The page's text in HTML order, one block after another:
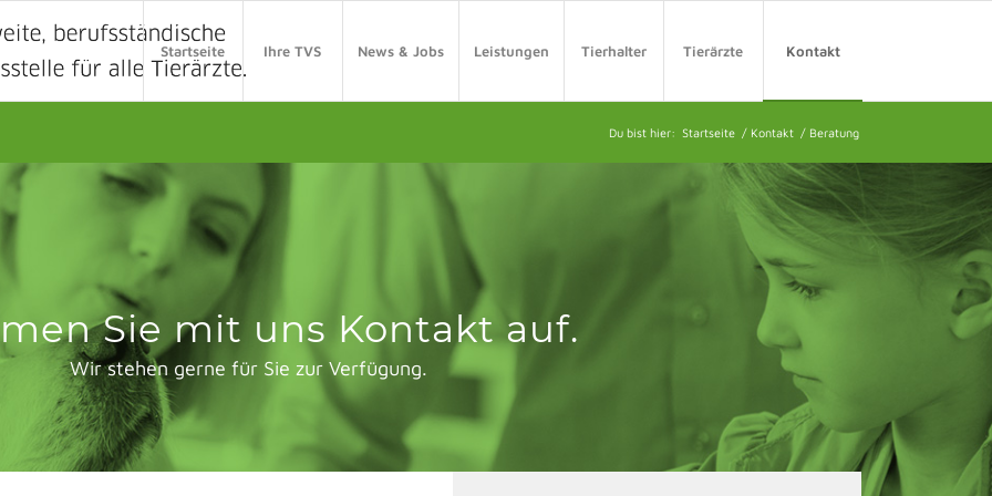
Startseite Ihre TVS News & Jobs Leistungen Tierhalter Tierärzte Kontakt
Du bist hier: Startseite / Kontakt / Beratung
Sie mit uns Kontakt auf.
Wir stehen gerne für Sie zur Verfügung.